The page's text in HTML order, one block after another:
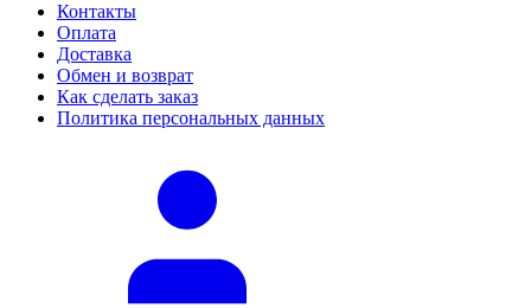
Контакты
Оплата
Доставка
Обмен и возврат
Как сделать заказ
Политика персональных данных